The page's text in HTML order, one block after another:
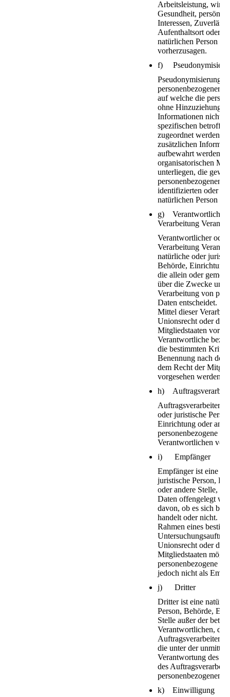
Arbeitsleistung,
Gesundheit,
Interessen,
Aufenthaltsort oder
natürlichen Person zu
vorherzusagen.
f)
Pseudonymisierung
personenbezogener
auf welche die
ohne Hinzuziehung
Informationen nicht
spezifischen
zugeordnet werden
zusätzlichen
aufbewahrt werden
organisatorischen
unterliegen, die
personenbezogenen
identifizierten oder
natürlichen Person
g) Verantwortlicher
Verarbeitung
Verantwortlicher
Verarbeitung
natürliche oder
Behörde, Einrichtung
die allein oder
über die Zwecke und
Verarbeitung von
Daten entscheidet.
Mittel dieser
Unionsrecht oder das
Mitgliedstaaten
Verantwortliche
die bestimmten
Benennung nach
dem Recht der
vorgesehen werden.
h)
Auftragsverarbeiter
oder juristische
Einrichtung oder
personenbezogene
Verantwortlichen
i) Empfänger
Empfänger ist eine
juristische Person,
oder andere Stelle,
Daten offengelegt
davon, ob es sich bei
handelt oder nicht.
Rahmen eines
Unionsrecht oder
Mitgliedstaaten
personenbezogene
jedoch nicht als
j) Dritter
Dritter ist eine
Person, Behörde,
Stelle außer der
Verantwortlichen,
Auftragsverarbeiter
die unter der
Verantwortung des
des
personenbezogenen
k) Einwilligung